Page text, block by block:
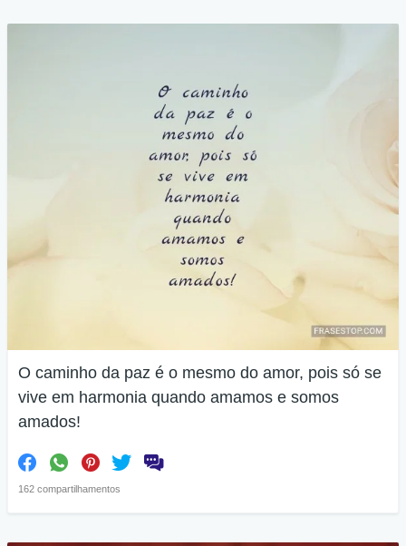
O caminho da paz é o mesmo do amor, pois só se
vive em harmonia quando amamos e somos
amados!
162 compartilhamentos